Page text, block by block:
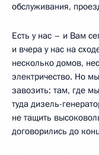
обслуживания,
Есть у нас – и Вам
и вчера у нас на
несколько домов,
электричество. Но
завозить: там, где
туда дизель-
не тащить
договорились до